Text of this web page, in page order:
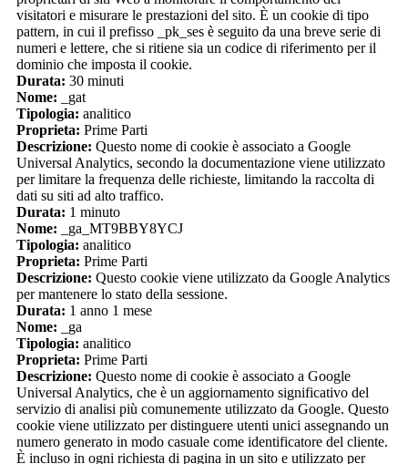
visitatori e misurare le prestazioni del sito. È un cookie di tipo
pattern, in cui il prefisso _pk_ses è seguito da una breve serie di
numeri e lettere, che si ritiene sia un codice di riferimento per il
dominio che imposta il cookie.
Durata: 30 minuti
Nome: _gat
Tipologia: analitico
Proprieta: Prime Parti
Descrizione: Questo nome di cookie è associato a Google
Universal Analytics, secondo la documentazione viene utilizzato
per limitare la frequenza delle richieste, limitando la raccolta di
dati su siti ad alto traffico.
Durata: 1 minuto
Nome: _ga_MT9BBY8YCJ
Tipologia: analitico
Proprieta: Prime Parti
Descrizione: Questo cookie viene utilizzato da Google Analytics
per mantenere lo stato della sessione.
Durata: 1 anno 1 mese
Nome: _ga
Tipologia: analitico
Proprieta: Prime Parti
Descrizione: Questo nome di cookie è associato a Google
Universal Analytics, che è un aggiornamento significativo del
servizio di analisi più comunemente utilizzato da Google. Questo
cookie viene utilizzato per distinguere utenti unici assegnando un
numero generato in modo casuale come identificatore del cliente.
È incluso in ogni richiesta di pagina in un sito e utilizzato per